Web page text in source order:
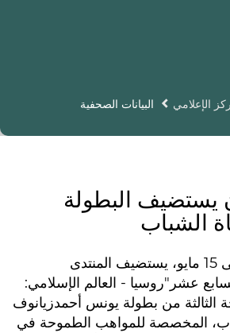
الإعلامي البيانات الصحفية
يستضيف البطولة
الشباب
في الفترة من 13 إلى 15 مايو، يستضيف المنتدى
عشر"روسيا - العالم الإسلامي:
الثالثة من بطولة يونس أحمدزيانوف
المخصصة للمواهب الطموحة في